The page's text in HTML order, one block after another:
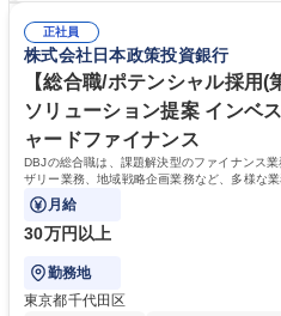
平均100件前後■メール・手紙：同上40件前後 募集職種 中野本
相談室】お客様のお声をもとにより良
すのでご安心ください。 【当社につい
う会社として、お客様との出会いを大
を込めてコミュニケーションをとり
す。 学歴・資格 学歴：大学院 大学 高専 短大 専修学校 高校 語学力： 資
格：
正社員
株式会社日本政策投資銀行
【総合職/ポテンシャル採用
ソリューション提案 インベ
ャードファイナンス
DBJの総合職は、課題解決型のファイナンス
ザリー業務、地域戦略企画業務など、多様な
広く社会に貢献していく職種です。
月給
30万円以上
勤務地
東京都千代田区